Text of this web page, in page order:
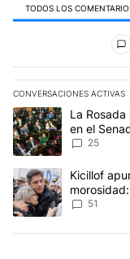
TODOS LOS
Todos los
CONVERSACIONES ACTIVAS
Este listado muestra
Un artículo de
La
en el
25
Un artículo deKicillof
morosidad:
51